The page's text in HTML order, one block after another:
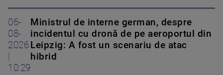
06-
08-
2026
10:29
Ministrul de interne german, despre
incidentul cu dronă de pe aeroportul din
Leipzig: A fost un scenariu de atac
hibrid